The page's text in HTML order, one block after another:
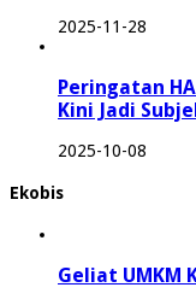
2025-11-28
Peringatan
Kini Jadi
2025-10-08
Ekobis
Geliat UMKM